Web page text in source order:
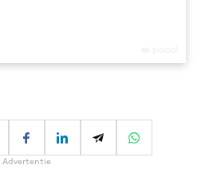
Advertentie